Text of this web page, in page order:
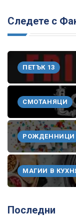
Следете с
ПЕТЪК 13
СМОТАНЯЦИ
РОЖДЕННИЦИ
МАГИИ В
Последни